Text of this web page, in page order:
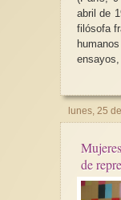
abril de
filósofa
lunes, 25
de